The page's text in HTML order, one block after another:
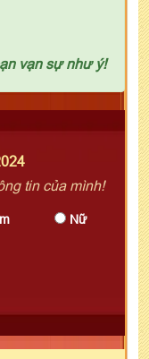
vạn sự như ý!
tin của mình!
Nữ